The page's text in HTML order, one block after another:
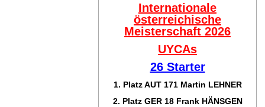
Internationale
österreichische
Meisterschaft 2026
UYCAs
26 Starter
1. Platz AUT 171 Martin LEHNER
2. Platz GER 18 Frank HÄNSGEN